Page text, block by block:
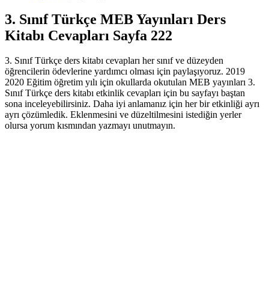
3. Sınıf Türkçe MEB Yayınları Ders
Kitabı Cevapları Sayfa 222
3. Sınıf Türkçe ders kitabı cevapları her sınıf ve düzeyden
öğrencilerin ödevlerine yardımcı olması için paylaşıyoruz. 2019
2020 Eğitim öğretim yılı için okullarda okutulan MEB yayınları 3.
Sınıf Türkçe ders kitabı etkinlik cevapları için bu sayfayı baştan
sona inceleyebilirsiniz. Daha iyi anlamanız için her bir etkinliği ayrı
ayrı çözümledik. Eklenmesini ve düzeltilmesini istediğin yerler
olursa yorum kısmından yazmayı unutmayın.